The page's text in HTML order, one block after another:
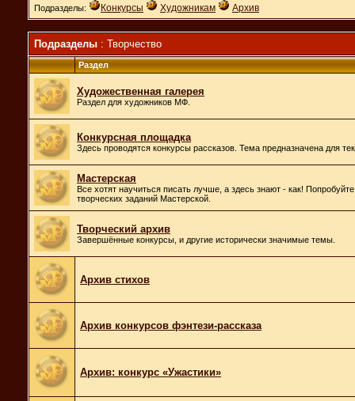
Подразделы:
Конкурсы Художникам Архив
Подразделы : Творчество
Раздел
Художественная галерея
Раздел для художников МФ.
Конкурсная площадка
Здесь проводятся конкурсы рассказов. Тема предназначена для
Мастерская
Все хотят научиться писать лучше, а здесь знают - как!
творческих заданий Мастерской.
Творческий архив
Завершённые конкурсы, и другие исторически значимые темы.
Архив стихов
Архив конкурсов фэнтези-рассказа
Архив: конкурс «Ужастики»